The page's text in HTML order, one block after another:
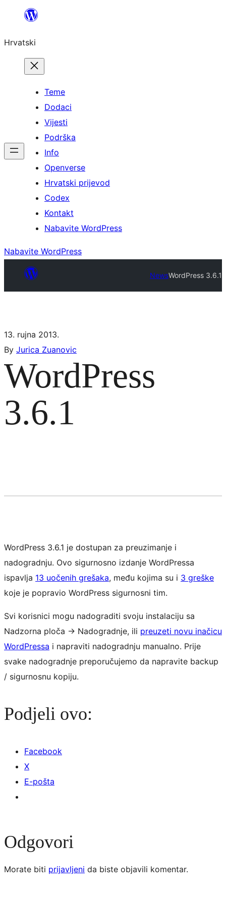
Hrvatski
Teme
Dodaci
Vijesti
Podrška
Info
Openverse
Hrvatski prijevod
Codex
Kontakt
Nabavite WordPress
Nabavite WordPress
NewsWordPress 3.6.1
13. rujna 2013.
By Jurica Zuanovic
WordPress
3.6.1
WordPress 3.6.1 je dostupan za preuzimanje i
nadogradnju. Ovo sigurnosno izdanje WordPressa
ispavlja 13 uočenih grešaka, među kojima su i 3 greške
koje je popravio WordPress sigurnosni tim.
Svi korisnici mogu nadograditi svoju instalaciju sa
Nadzorna ploča -> Nadogradnje, ili preuzeti novu inačicu
WordPressa i napraviti nadogradnju manualno. Prije
svake nadogradnje preporučujemo da napravite backup
/ sigurnosnu kopiju.
Podjeli ovo:
Facebook
X
E-pošta
Odgovori
Morate biti prijavljeni da biste objavili komentar.